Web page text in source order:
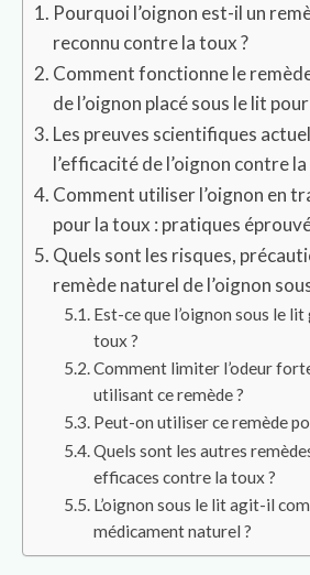
Pourquoi l’oignon est-il un
reconnu contre la toux ?
Comment fonctionne le
de l’oignon placé sous le lit
Les preuves scientifiques
l’efficacité de l’oignon contre
Comment utiliser l’oignon en
pour la toux : pratiques
Quels sont les risques,
remède naturel de l’oignon
Est-ce que l’oignon sous le
toux ?
Comment limiter l’odeur
utilisant ce remède ?
Peut-on utiliser ce remède
Quels sont les autres
efficaces contre la toux ?
L’oignon sous le lit agit-il
médicament naturel ?